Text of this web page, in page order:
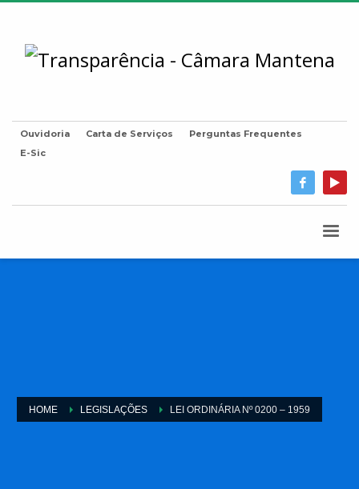
Ouvidoria Carta de Serviços
Perguntas Frequentes
E-Sic
HOME LEGISLAÇÕES LEI ORDINÁRIA Nº 0200 – 1959